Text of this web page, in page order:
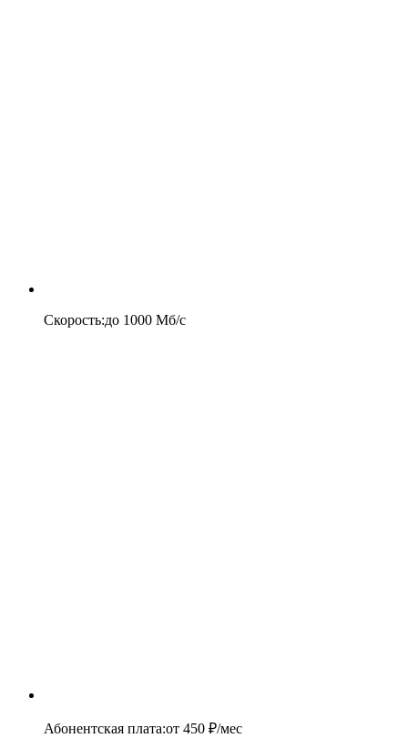
Скорость:до 1000 Мб/c
Абонентская плата:от 450 ₽/мес